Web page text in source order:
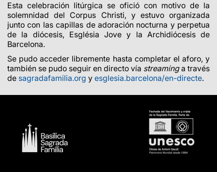
Esta celebración litúrgica se ofició con motivo de la
solemnidad del Corpus Christi, y estuvo organizada
junto con las capillas de adoración nocturna y perpetua
de la diócesis, Església Jove y la Archidiócesis de
Barcelona.
Se pudo acceder libremente hasta completar el aforo, y
también se pudo seguir en directo vía streaminga través
de sagradafamilia.org y esglesia.barcelona/en-directe.